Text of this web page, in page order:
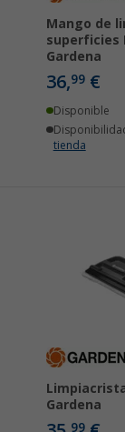
Mango de
superficies
Gardena
36,99 €
Disponible
tienda
Gardena
99